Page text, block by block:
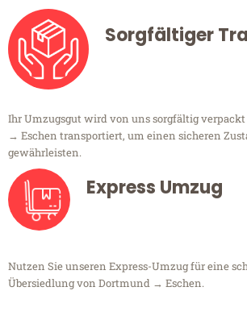
Sorgfältiger
Ihr Umzugsgut wird von uns sorgfältig
→ Eschen transportiert, um einen sicheren
gewährleisten.
Express Umzug
Nutzen Sie unseren Express-Umzug für eine
Übersiedlung von Dortmund → Eschen.